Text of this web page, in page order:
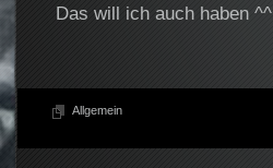
Das will ich auch haben ^^
Allgemein